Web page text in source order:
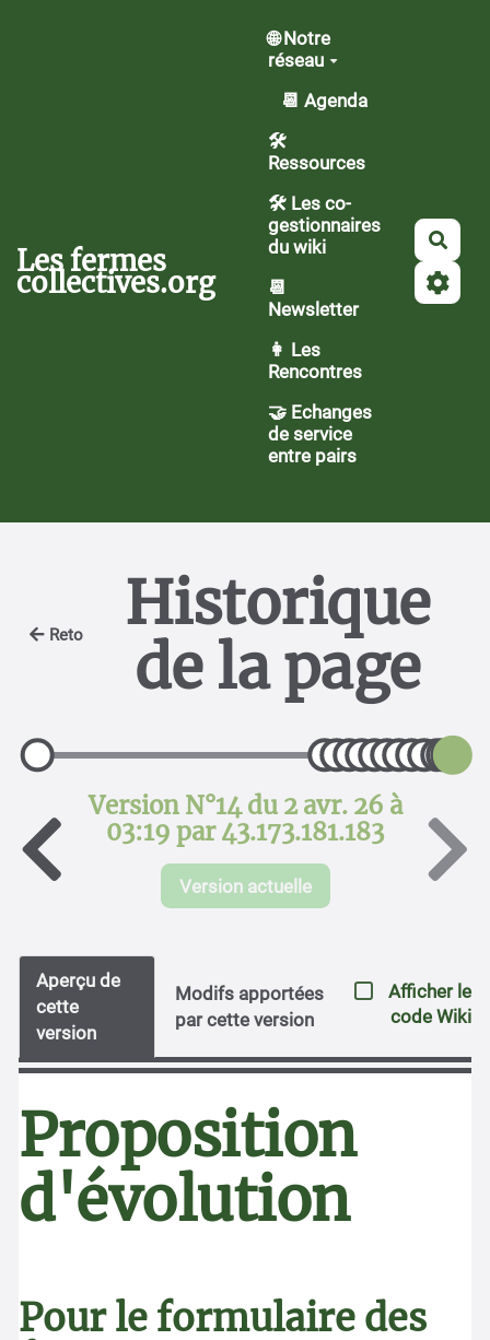
Les fermes
collectives.org
🌐 Notre
réseau
📆 Agenda
🛠️
Ressources
🛠 Les co-
gestionnaires
du wiki
📆
Newsletter
👩 Les
Rencontres
🤝 Echanges
de service
entre pairs
Retour
Historique
de la page
Version N°14 du 2 avr. 26 à
03:19 par 43.173.181.183
Version actuelle
Aperçu de
cette
version
Modifs apportées
par cette version
Afficher le
code Wiki